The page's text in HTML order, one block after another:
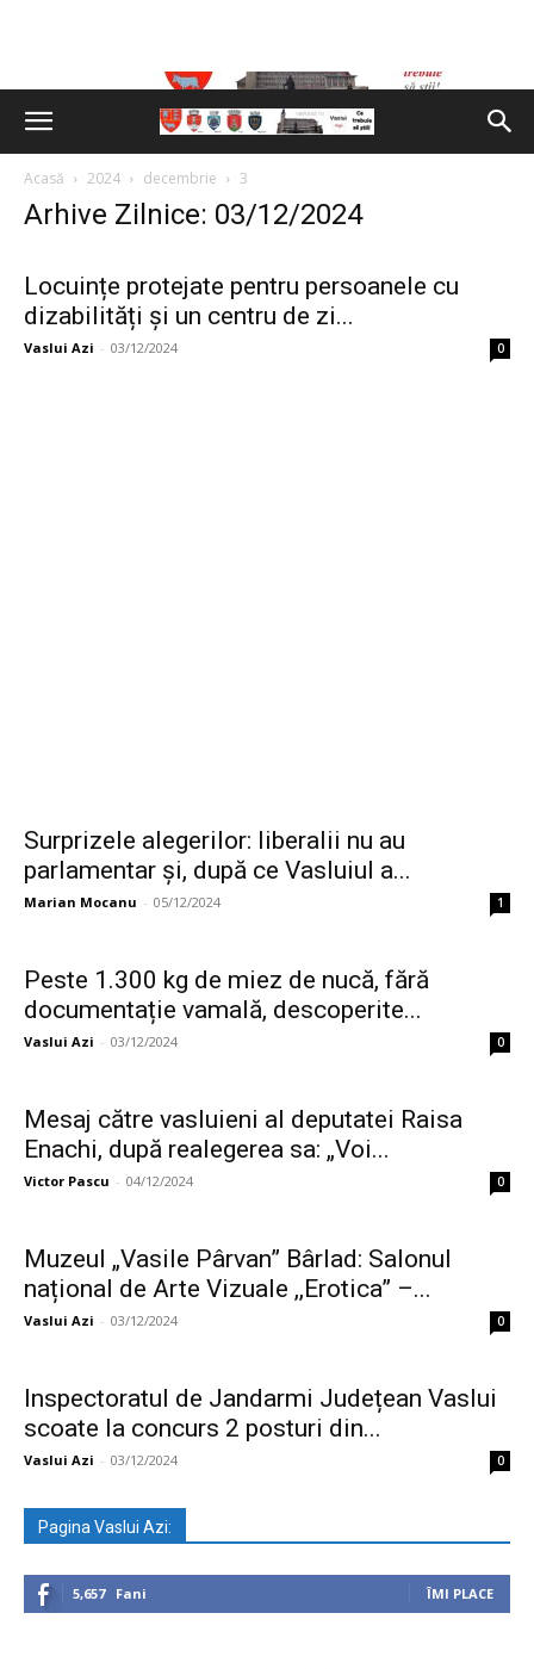
Acasă 2024 decembrie 3
Arhive Zilnice: 03/12/2024
Locuințe protejate pentru persoanele cu
dizabilități și un centru de zi...
Vaslui Azi - 03/12/2024 0
Surprizele alegerilor: liberalii nu au
parlamentar și, după ce Vasluiul a...
Marian Mocanu - 05/12/2024 1
Peste 1.300 kg de miez de nucă, fără
documentație vamală, descoperite...
Vaslui Azi - 03/12/2024 0
Mesaj către vasluieni al deputatei Raisa
Enachi, după realegerea sa: „Voi...
Victor Pascu - 04/12/2024 0
Muzeul „Vasile Pârvan” Bârlad: Salonul
național de Arte Vizuale ,,Erotica” –...
Vaslui Azi - 03/12/2024 0
Inspectoratul de Jandarmi Județean Vaslui
scoate la concurs 2 posturi din...
Vaslui Azi - 03/12/2024 0
Pagina Vaslui Azi:
5,657 Fani ÎMI PLACE